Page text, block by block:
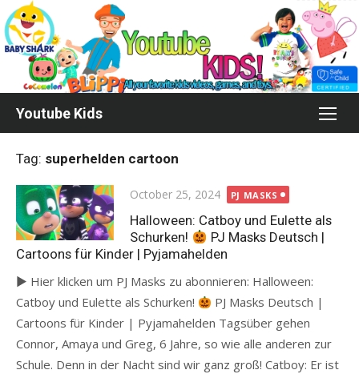
Skip
to
content
Youtube Kids
Tag: superhelden cartoon
Posted
on
October 25, 2024 PJ MASKS
Halloween: Catboy und Eulette als
Schurken!
PJ Masks Deutsch |
Cartoons für Kinder | Pyjamahelden
► Hier klicken um PJ Masks zu abonnieren: Halloween:
Catboy und Eulette als Schurken!
PJ Masks Deutsch |
Cartoons für Kinder | Pyjamahelden Tagsüber gehen
Connor, Amaya und Greg, 6 Jahre, so wie alle anderen zur
Schule. Denn in der Nacht sind wir ganz groß! Catboy: Er ist